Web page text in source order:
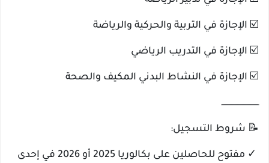
☑️ الإجازة في التربية والحركية والرياضة
☑️ الإجازة في التدريب الرياضي
☑️ الإجازة في النشاط البدني المكيف والصحة
ـــــــــــــــــــــــــــــــ
📝 شروط التسجيل:
✓ مفتوح للحاصلين على بكالوريا 2025 أو 2026 في إحدى